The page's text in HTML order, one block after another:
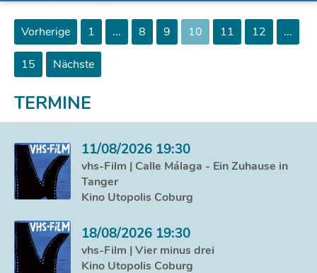
Vorherige 1 ... 8 9 10 11 12 ...
15 Nächste
TERMINE
11/08/2026 19:30
vhs-Film | Calle Málaga - Ein Zuhause in
Tanger
Kino Utopolis Coburg
18/08/2026 19:30
vhs-Film | Vier minus drei
Kino Utopolis Coburg